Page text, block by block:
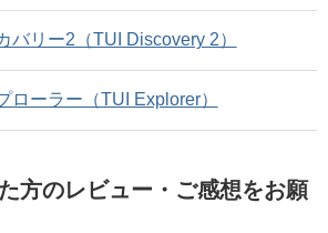
バリー2（TUI Discovery 2）
ローラー（TUI Explorer）
方のレビュー・ご感想をお願